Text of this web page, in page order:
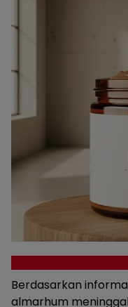
Berdasarkan
almarhum